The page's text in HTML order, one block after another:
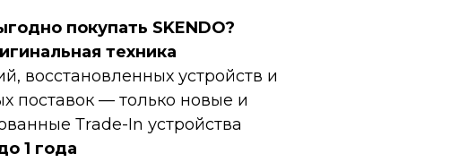
пoкупать SKENDO?
техникa
восcтановленных устройств и
поставок — только новые и
Тrаdе-In устройства
1 года